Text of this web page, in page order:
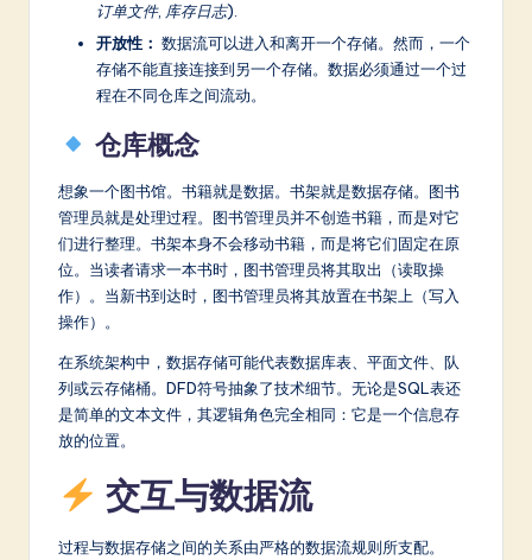
订单文件, 库存日志).
开放性： 数据流可以进入和离开一个存储。然而，一个
存储不能直接连接到另一个存储。数据必须通过一个过
程在不同仓库之间流动。
仓库概念
想象一个图书馆。书籍就是数据。书架就是数据存储。图书
管理员就是处理过程。图书管理员并不创造书籍，而是对它
们进行整理。书架本身不会移动书籍，而是将它们固定在原
位。当读者请求一本书时，图书管理员将其取出（读取操
作）。当新书到达时，图书管理员将其放置在书架上（写入
操作）。
在系统架构中，数据存储可能代表数据库表、平面文件、队
列或云存储桶。DFD符号抽象了技术细节。无论是SQL表还
是简单的文本文件，其逻辑角色完全相同：它是一个信息存
放的位置。
交互与数据流
过程与数据存储之间的关系由严格的数据流规则所支配。